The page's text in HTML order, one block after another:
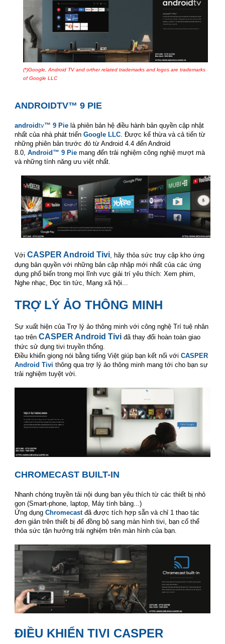
(*)Google, Android TV and orther related trademarks and logos are trademarks
of Google LLC
ANDROIDTV™ 9 PIE
androidtv™ 9 Pie là phiên bản hệ điều hành bản quyền cập nhật
nhất của nhà phát triển Google LLC . Được kế thừa và cả tiến từ
những phiên bản trước đó từ Android 4.4 đến Android
8.0, Android™ 9 Pie mang đến trải nghiệm công nghiệ mượt mà
và những tính năng ưu việt nhất.
Với CASPER Android Tivi , hãy thỏa sức truy cập kho ứng
dụng bản quyền với những bản cập nhập mới nhất của các ứng
dụng phổ biến trong mọi lĩnh vực giải trí yêu thích: Xem phim,
Nghe nhạc, Đọc tin tức, Mạng xã hội...
TRỢ LÝ ẢO THÔNG MINH
Sự xuất hiện của Trợ lý ảo thông minh với công nghệ Trí tuệ nhân
tạo trên CASPER Android Tivi đã thay đổi hoàn toàn giao
thức sử dụng tivi truyền thống.
Điều khiển giọng nói bằng tiếng Việt giúp bạn kết nối với CASPER
Android Tivi thông qua trợ lý ảo thông minh mang tới cho bạn sự
trải nghiệm tuyệt vời.
CHROMECAST BUILT-IN
Nhanh chóng truyền tải nội dung bạn yêu thích từ các thiết bị nhỏ
gọn (Smart-phone, laptop, Máy tính bảng...)
Ứng dụng Chromecast đã được tích hợp sẵn và chỉ 1 thao tác
đơn giản trên thiết bị để đồng bộ sang màn hình tivi, bạn cố thể
thỏa sức tận hưởng trải nghiệm trên màn hình của bạn.
ĐIỀU KHIỂN TIVI CASPER